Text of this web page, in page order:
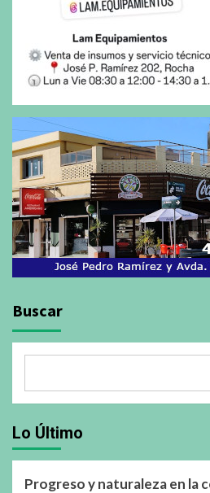
Buscar
Lo Último
Progreso y naturaleza en la